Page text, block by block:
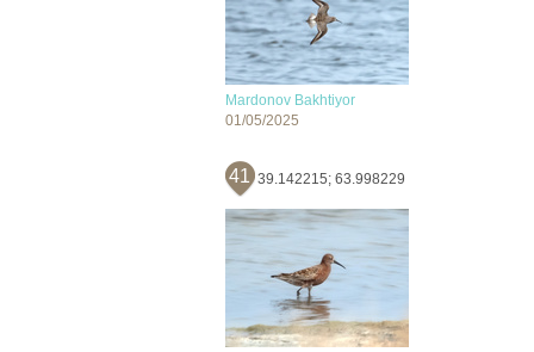
Mardonov Bakhtiyor
01/05/2025
41 39.142215; 63.998229